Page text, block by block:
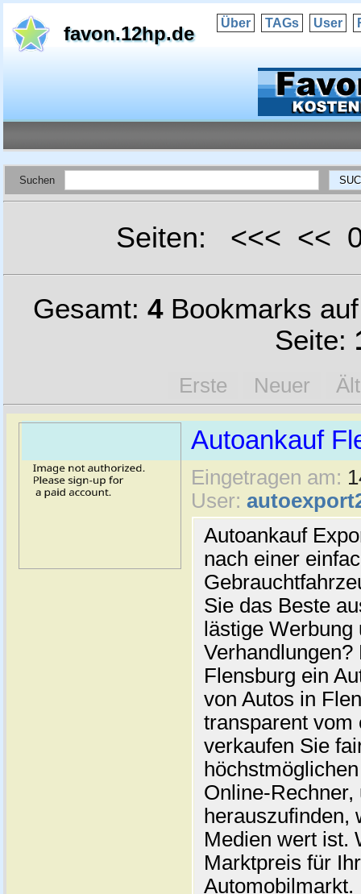
favon.12hp.de Über TAGs User
Suchen
Seiten: <<< <<
Gesamt: 4Bookmarks
Seite:
Erste Neuer
Autoankauf
Eingetragen am:
User:
Autoankauf
nach einer
Sie das Beste
lästige
Flensburg ein
von Autos in
transparent vom
verkaufen Sie
Online-
herauszufinden,
Medien wert ist.
Marktpreis für